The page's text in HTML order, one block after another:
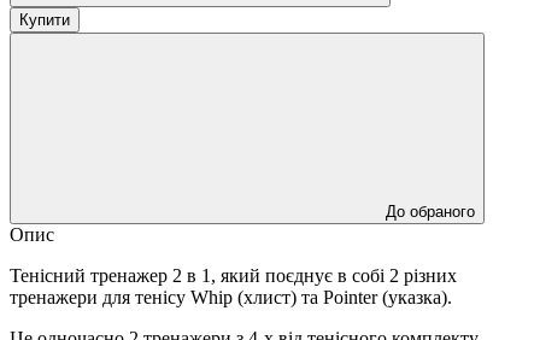
Купити
До обраного
Опис
Тенісний тренажер 2 в 1, який поєднує в собі 2 різних
тренажери для тенісу Whip (хлист) та Pointer (указка).